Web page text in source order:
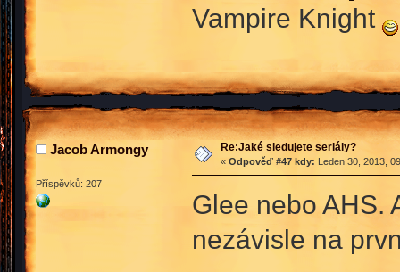
Vampire Knight
Jacob Armongy
Příspěvků: 207
Re:Jaké sledujete seriály?
« Odpověď #47 kdy: Leden 30, 2013,
Glee nebo AHS.
nezávisle na